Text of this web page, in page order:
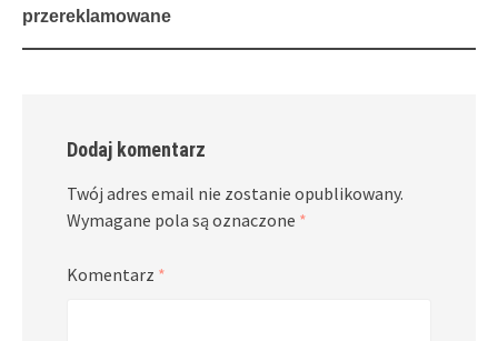
przereklamowane
Dodaj komentarz
Twój adres email nie zostanie opublikowany.
Wymagane pola są oznaczone *
Komentarz *